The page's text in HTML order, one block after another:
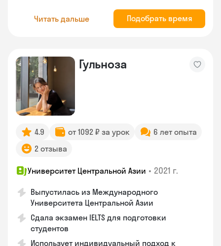
Читать дальше Подобрать время
Гульноза
4.9 от 1092 ₽ за урок
6 лет опыта
2 отзыва
Университет Центральной Азии • 2021 г.
Выпустилась из Международного
Университета Центральной Азии
Сдала экзамен IELTS для подготовки
студентов
Использует индивидуальный подход к